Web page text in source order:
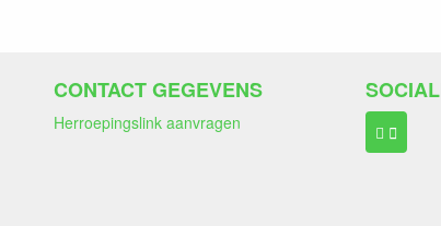
CONTACT GEGEVENS
Herroepingslink aanvragen